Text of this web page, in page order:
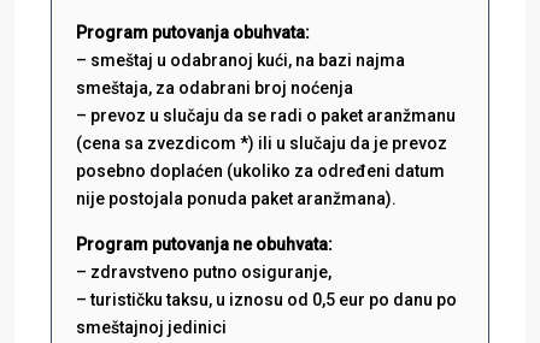
Program putovanja obuhvata:
– smeštaj u odabranoj kući, na bazi najma
smeštaja, za odabrani broj noćenja
– prevoz u slučaju da se radi o paket aranžmanu
(cena sa zvezdicom *) ili u slučaju da je prevoz
posebno doplaćen (ukoliko za određeni datum
nije postojala ponuda paket aranžmana).
Program putovanja ne obuhvata:
– zdravstveno putno osiguranje,
– turističku taksu, u iznosu od 0,5 eur po danu po
smeštajnoj jedinici